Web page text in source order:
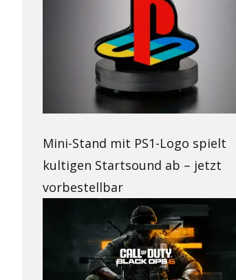
Mini-Stand mit PS1-Logo spielt
kultigen Startsound ab – jetzt
vorbestellbar